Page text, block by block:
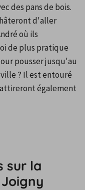
des pans de bois.
d'aller
où ils
de plus pratique
pousser jusqu'au
? Il est entouré
également
sur la